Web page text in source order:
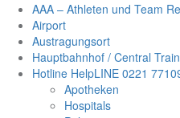
AAA – Athleten und Team
Airport
Austragungsort
Hauptbahnhof / Central
Hotline HelpLINE 0221
Apotheken
Hospitals